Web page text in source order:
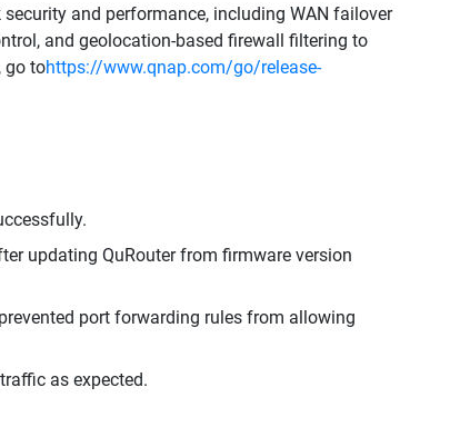
and performance, including WAN failover
and geolocation-based firewall filtering to
go tohttps://www.qnap.com/go/release-
updating QuRouter from firmware version
port forwarding rules from allowing
as expected.